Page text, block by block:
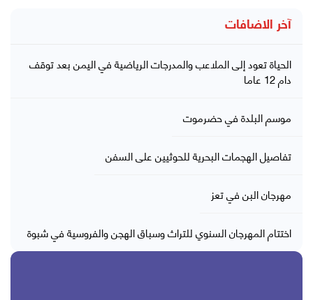
آخر الاضافات
الحياة تعود إلى الملاعب والمدرجات الرياضية في اليمن بعد توقف
دام 12 عاما
موسم البلدة في حضرموت
تفاصيل الهجمات البحرية للحوثيين على السفن
مهرجان البن في تعز
اختتام المهرجان السنوي للتراث وسباق الهجن والفروسية في شبوة